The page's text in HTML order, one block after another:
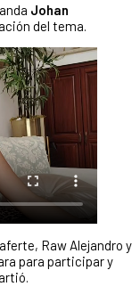
Johan
del tema.
Raw Alejandro y
para participar y